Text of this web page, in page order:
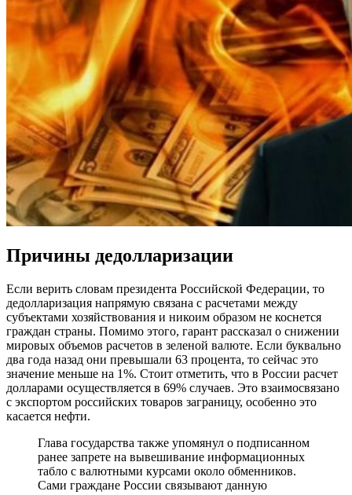
Причины дедолларизации
Если верить словам президента Российской Федерации, то
дедолларизация напрямую связана с расчетами между
субъектами хозяйствования и никоим образом не коснется
граждан страны. Помимо этого, гарант рассказал о снижении
мировых объемов расчетов в зеленой валюте. Если буквально
два года назад они превышали 63 процента, то сейчас это
значение меньше на 1%. Стоит отметить, что в России расчет
долларами осуществляется в 69% случаев. Это взаимосвязано
с экспортом российских товаров заграницу, особенно это
касается нефти.
Глава государства также упомянул о подписанном
ранее запрете на вывешивание информационных
табло с валютными курсами около обменников.
Сами граждане России связывают данную